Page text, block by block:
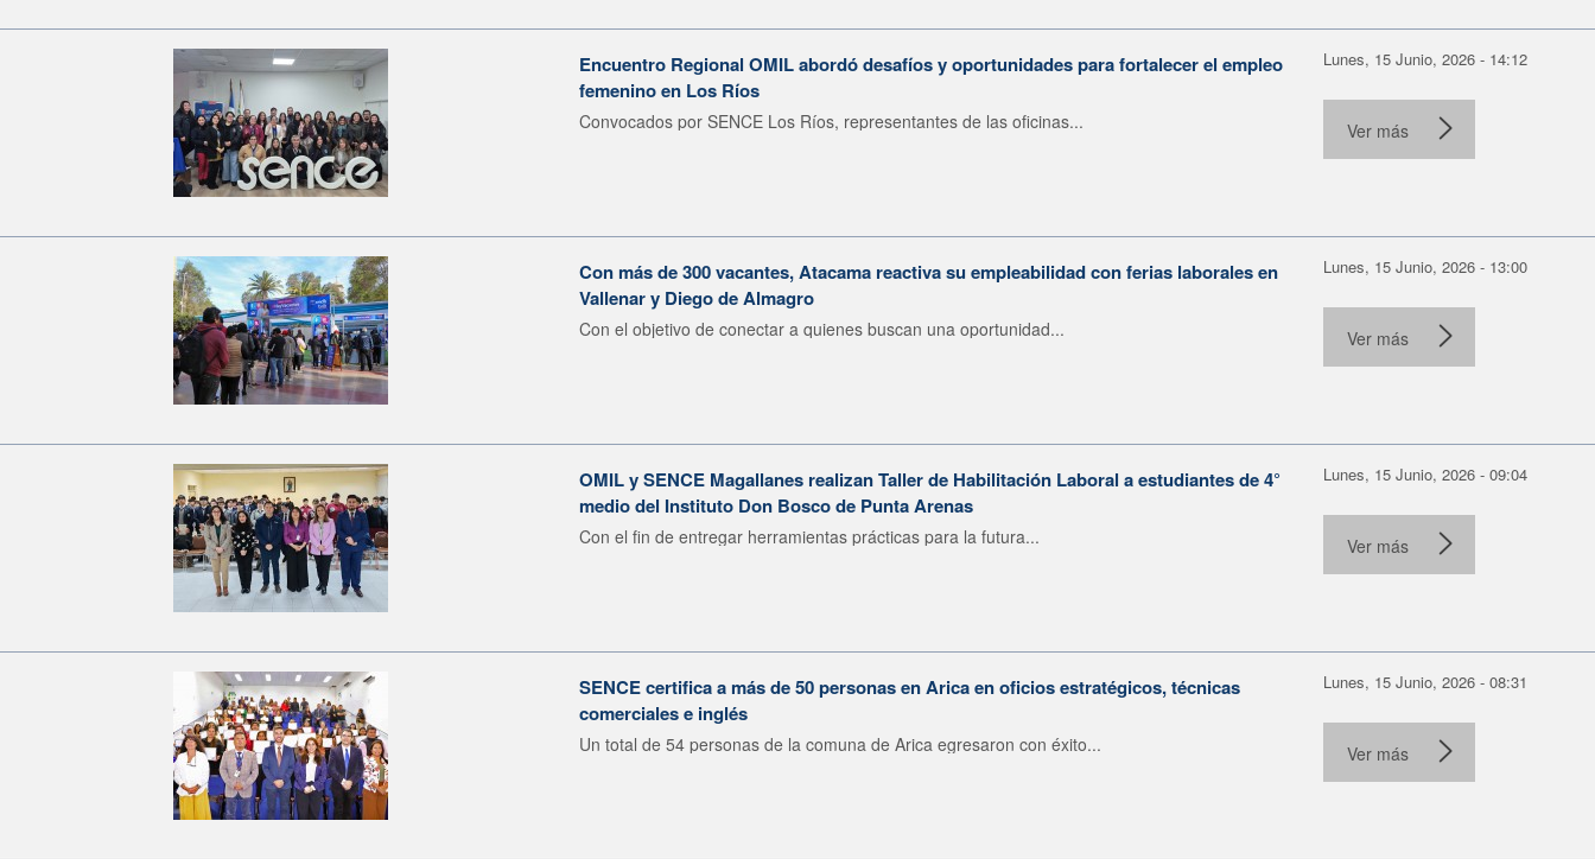
Encuentro Regional OMIL abordó desafíos y oportunidades para fortalecer el empleo
femenino en Los Ríos
Convocados por SENCE Los Ríos, representantes de las oficinas...
Lunes, 15 Junio, 2026 - 14:12
Ver más
Con más de 300 vacantes, Atacama reactiva su empleabilidad con ferias laborales en
Vallenar y Diego de Almagro
Con el objetivo de conectar a quienes buscan una oportunidad...
Lunes, 15 Junio, 2026 - 13:00
Ver más
OMIL y SENCE Magallanes realizan Taller de Habilitación Laboral a estudiantes de 4°
medio del Instituto Don Bosco de Punta Arenas
Con el fin de entregar herramientas prácticas para la futura...
Lunes, 15 Junio, 2026 - 09:04
Ver más
SENCE certifica a más de 50 personas en Arica en oficios estratégicos, técnicas
comerciales e inglés
Un total de 54 personas de la comuna de Arica egresaron con éxito...
Lunes, 15 Junio, 2026 - 08:31
Ver más